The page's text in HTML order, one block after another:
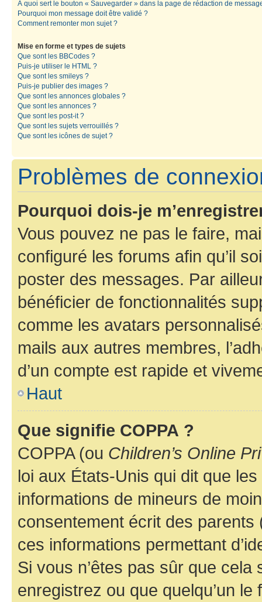
À quoi sert le bouton « Sauvegarder » dans la page de rédaction de
Pourquoi mon message doit être validé ?
Comment remonter mon sujet ?
Mise en forme et types de sujets
Que sont les BBCodes ?
Puis-je utiliser le HTML ?
Que sont les smileys ?
Puis-je publier des images ?
Que sont les annonces globales ?
Que sont les annonces ?
Que sont les post-it ?
Que sont les sujets verrouillés ?
Que sont les icônes de sujet ?
Problèmes de
Pourquoi dois-je
Vous pouvez ne pas le faire,
configuré les forums afin qu’il
poster des messages. Par
bénéficier de fonctionnalités
comme les avatars
mails aux autres membres,
d’un compte est rapide et
Haut
Que signifie COPPA ?
COPPA (ou Children’s Online
loi aux États-Unis qui dit que
informations de mineurs de
consentement écrit des parents
ces informations permettant
Si vous n’êtes pas sûr que
enregistrez ou que quelqu’un